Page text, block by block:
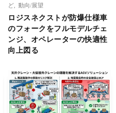
ど
動向/展望
ロジスネクストが防爆仕様車
のフォークをフルモデルチェ
ンジ、オペレーターの快適性
向上図る